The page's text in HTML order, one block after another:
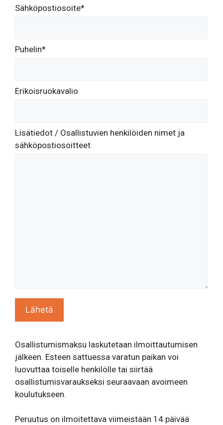
Sähköpostiosoite*
Puhelin*
Erikoisruokavalio
Lisätiedot / Osallistuvien henkilöiden nimet ja
sähköpostiosoitteet
Osallistumismaksu laskutetaan ilmoittautumisen
jälkeen. Esteen sattuessa varatun paikan voi
luovuttaa toiselle henkilölle tai siirtää
osallistumisvaraukseksi seuraavaan avoimeen
koulutukseen.
Peruutus on ilmoitettava viimeistään 14 päivää